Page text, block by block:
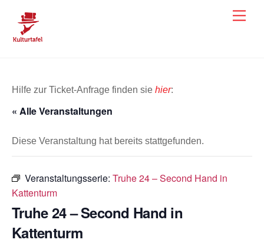
content
Hilfe zur Ticket-Anfrage finden sie hier:
« Alle Veranstaltungen
Diese Veranstaltung hat bereits stattgefunden.
Veranstaltungsserie: Truhe 24 – Second Hand in
Kattenturm
Truhe 24 – Second Hand in
Kattenturm